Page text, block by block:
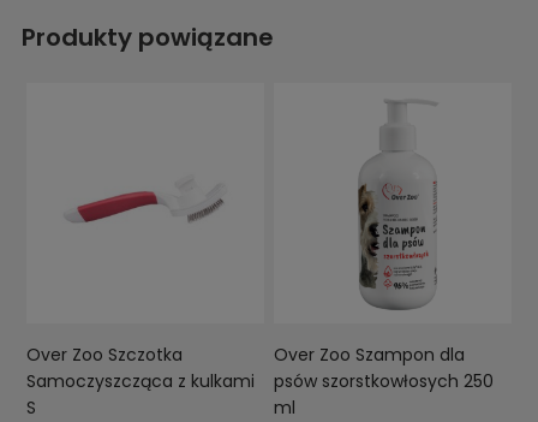
Produkty powiązane
Over Zoo Szczotka
Samoczyszcząca z kulkami
S
Over Zoo Szampon dla
psów szorstkowłosych 250
ml